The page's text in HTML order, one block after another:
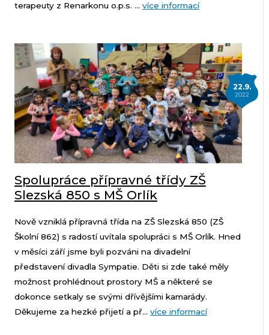
terapeuty z Renarkonu o.p.s. ... více informací
22.9.
2022
Spolupráce přípravné třídy ZŠ
Slezská 850 s MŠ Orlík
Nově vzniklá přípravná třída na ZŠ Slezská 850 (ZŠ
Školní 862) s radostí uvítala spolupráci s MŠ Orlík. Hned
v měsíci září jsme byli pozváni na divadelní
představení divadla Sympatie. Děti si zde také měly
možnost prohlédnout prostory MŠ a některé se
dokonce setkaly se svými dřívějšími kamarády.
Děkujeme za hezké přijetí a př... více informací